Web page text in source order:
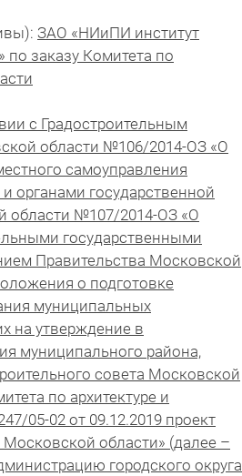
ЗАО «НИиПИ институт
по заказу Комитета по
с Градостроительным
области №106/2014-ОЗ «О
самоуправления
органами государственной
области №107/2014-ОЗ «О
государственными
Правительства Московской
о подготовке
муниципальных
на утверждение в
муниципального района,
совета Московской
по архитектуре и
05-02 от 09.12.2019 проект
Московской области» (далее –
городского округа